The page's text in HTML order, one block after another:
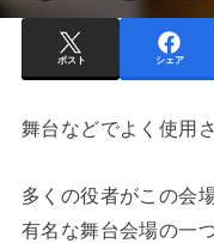
ポスト シェア
舞台などでよく使用
多くの役者がこの会
有名な舞台会場の一